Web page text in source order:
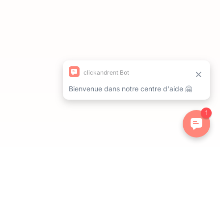
Personnalisez vos préférences pour contrôler la manière dont